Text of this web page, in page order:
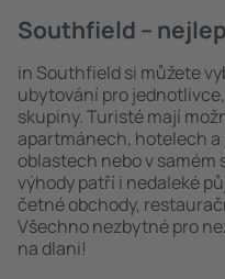
Southfield –
in Southfield si můžete
ubytování pro
skupiny. Turisté mají
apartmánech, hotelech
oblastech nebo v samém
výhody patří i nedaleké
četné obchody,
Všechno nezbytné pro
na dlani!